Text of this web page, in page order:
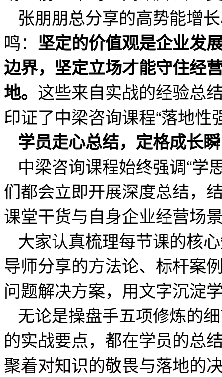
张朋朋总分享的高势能增
鸣： 坚定的价值观是企业发
边界，坚定立场才能守住经
地。 这些来自实战的经验总
印证了中梁咨询课程“落地性
学员走心总结，定格成长
中梁咨询课程始终强调“学
们都会立即开展深度总结，
课堂干货与自身企业经营场
大家认真梳理每节课的核
导师分享的方法论、标杆案
问题解决方案，用文字沉淀
无论是操盘手五项修炼的
的实战要点，都在学员的总
聚着对知识的敬畏与落地的